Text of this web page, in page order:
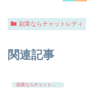
副業ならチャットレディ
関連記事
副業ならチャットレディ